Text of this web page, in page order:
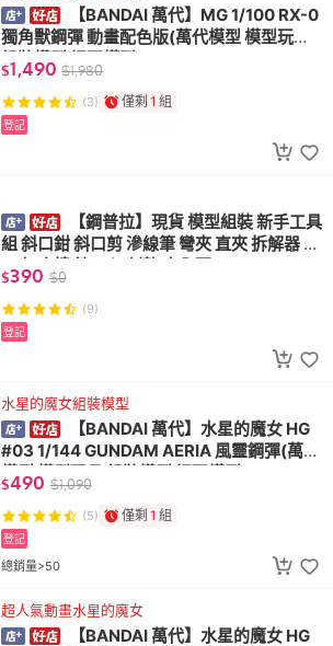
【BANDAI 萬代】MG 1/100 RX-0
獨角獸鋼彈 動畫配色版(萬代模型 模型玩具
組裝模型 鋼彈模型)
$1,490 $1,980
(3) 僅剩 1 組
登記
【鋼普拉】現貨 模型組裝 新手工具
組 斜口鉗 斜口剪 滲線筆 彎夾 直夾 拆解器 筆
刀 打磨棒 銼刀 切割墊 大全配
$390 $0
(9)
登記
水星的魔女組裝模型
【BANDAI 萬代】水星的魔女 HG
#03 1/144 GUNDAM AERIA 風靈鋼彈(萬代
模型 模型玩具 組裝模型 鋼彈模型)
$490 $1,090
(5) 僅剩 1 組
總銷量>50
登記
超人氣動畫水星的魔女
【BANDAI 萬代】水星的魔女 HG